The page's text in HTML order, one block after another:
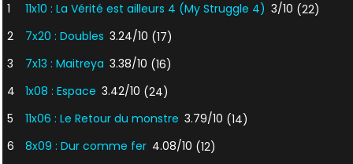
1 11x10 : La Vérité est ailleurs 4 (My Struggle 4) 3/10 (22)
2
7x20 : Doubles 3.24/10 (17)
3
7x13 : Maitreya 3.38/10 (16)
4
1x08 : Espace 3.42/10 (24)
5
11x06 : Le Retour du monstre 3.79/10 (14)
6
8x09 : Dur comme fer 4.08/10 (12)